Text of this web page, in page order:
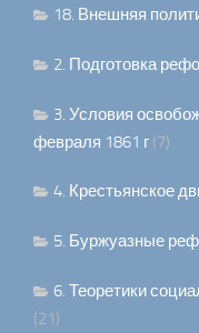
18. Внешняя
2. Подготовка
3. Условия
февраля 1861 г (7)
4. Крестьянское
5. Буржуазные
6. Теоретики
(21)